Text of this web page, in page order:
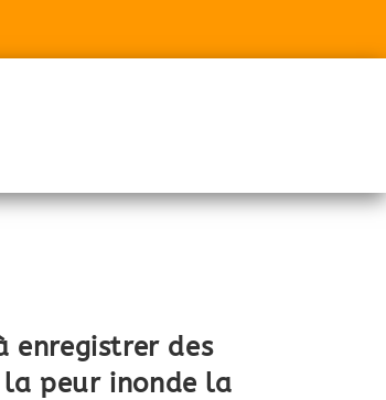
enregistrer des
peur inonde la